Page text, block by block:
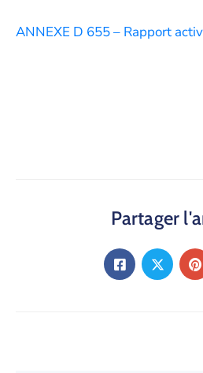
ANNEXE D 655 – Rapport
Partager